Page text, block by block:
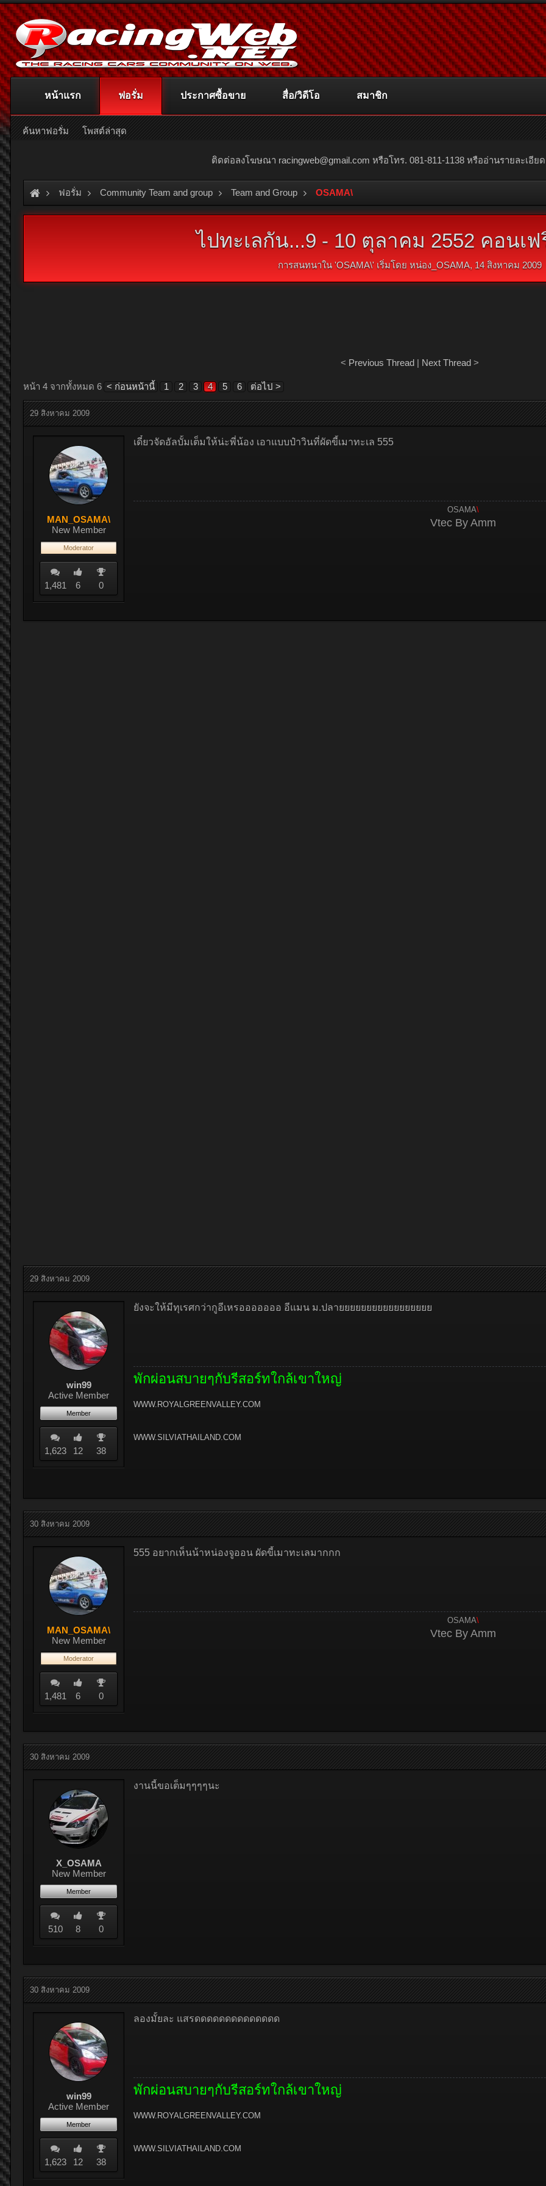
ติดต่อลงโฆษณา racingweb@gmail.com หรือโทร. 081-811-1138 หรืออ่านรายละเอีย
ฟอรั่ม Community Team and group Team and Group OSAMA\
ไปทะเลกัน...9 - 10 ตุลาคม 2552 คอนเ
การสนทนาใน 'OSAMA\' เริ่มโดย หน่อง_OSAMA, 14 สิงหาคม 2009
< Previous Thread| Next Thread>
หน้า 4 จากทั้งหมด 6 < ก่อนหน้านี้ 1 2 3 4 5 6 ต่อไป >
29 สิงหาคม 2009
MAN_OSAMA\
New Member
Moderator
1,481 6 0
เดี๋ยวจัดอัลบั้มเต็มให้น่ะพี่น้อง เอาแบบป๋าวินที่ผัดขี้เมาทะเล 555
OSAMA\
Vtec By Amm
29 สิงหาคม 2009
win99
Active Member
Member
1,623 12 38
ยังจะให้มีทุเรศกว่ากูอีเหรอออออออ อีแมน ม.ปลายยยยยยยยยยยยยยยยย
พักผ่อนสบายๆกับรีสอร์ทใกล้เขาใหญ่
WWW.ROYALGREENVALLEY.COM
WWW.SILVIATHAILAND.COM
30 สิงหาคม 2009
MAN_OSAMA\
New Member
Moderator
1,481 6 0
555 อยากเห็นน้าหน่องจูออน ผัดขี้เมาทะเลมากกก
OSAMA\
Vtec By Amm
30 สิงหาคม 2009
X_OSAMA
New Member
Member
510 8 0
งานนี้ขอเต็มๆๆๆๆนะ
30 สิงหาคม 2009
win99
Active Member
Member
1,623 12 38
ลองมั้ยละ แสรดดดดดดดดดดดดดด
พักผ่อนสบายๆกับรีสอร์ทใกล้เขาใหญ่
WWW.ROYALGREENVALLEY.COM
WWW.SILVIATHAILAND.COM
หน้าแรก ฟอรั่ม
ค้นหาฟอรั่ม โพสต์ล่าสุด
ประกาศซื้อขาย สื่อ/วิดีโอ สมาชิก